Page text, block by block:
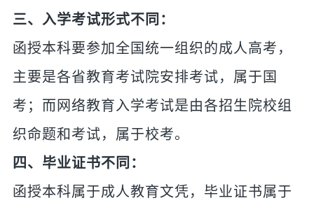
三、入学考试形式不同：
函授本科要参加全国统一组织的成人高考，
主要是各省教育考试院安排考试，属于国
考；而网络教育入学考试是由各招生院校组
织命题和考试，属于校考。
四、毕业证书不同：
函授本科属于成人教育文凭，毕业证书属于